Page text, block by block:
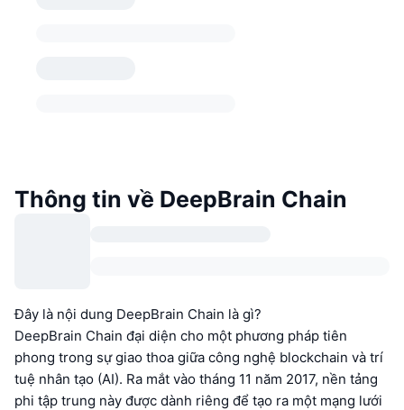
Thông tin về DeepBrain Chain
Đây là nội dung DeepBrain Chain là gì?
DeepBrain Chain đại diện cho một phương pháp tiên
phong trong sự giao thoa giữa công nghệ blockchain và trí
tuệ nhân tạo (AI). Ra mắt vào tháng 11 năm 2017, nền tảng
phi tập trung này được dành riêng để tạo ra một mạng lưới